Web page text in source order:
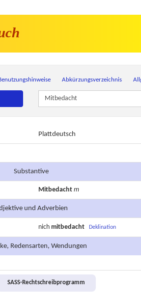
Abkürzungsverzeichnis
Plattdeutsch
Substantive
Mitbedacht m
und Adverbien
nich mitbedacht Deklination
Redensarten, Wendungen
SASS-Rechtschreibprogramm